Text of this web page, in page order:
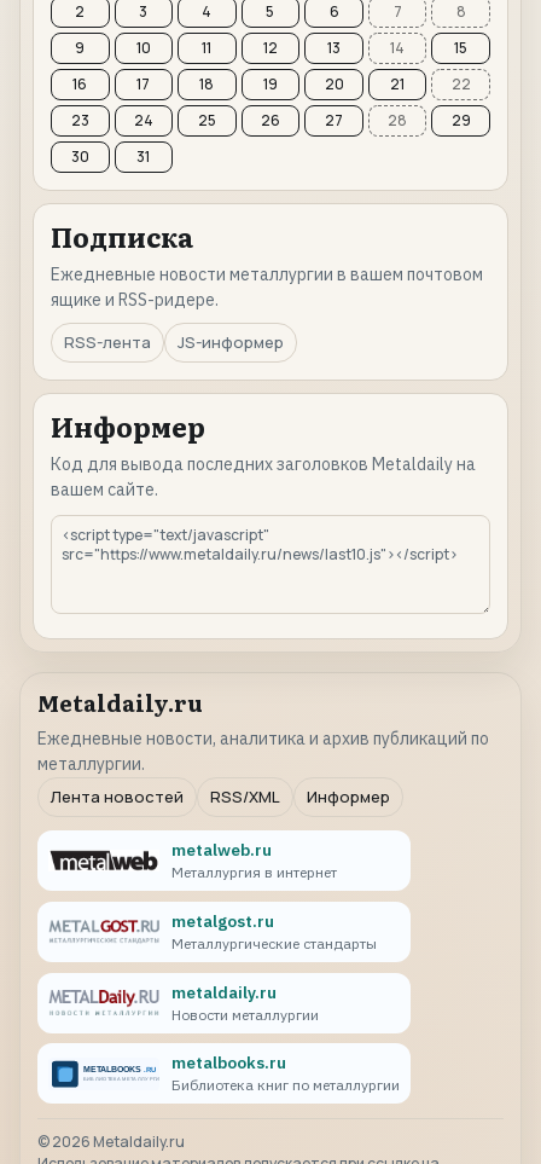
2
3 4 5 6 7
8
9
10 11 12 13 14
15
16
17 18 19 20 21
22
23
24 25 26 27 28
29
30
31
Подписка
Ежедневные новости металлургии в вашем почтовом
ящике и RSS-ридере.
RSS-лента
JS-информер
Информер
Код для вывода последних заголовков Metaldaily на
вашем сайте.
Metaldaily.ru
Ежедневные новости, аналитика и архив публикаций по
металлургии.
Лента новостей
RSS/XML Информер
metalweb.ru
Металлургия в интернет
metalgost.ru
Металлургические стандарты
metaldaily.ru
Новости металлургии
metalbooks.ru
Библиотека книг по металлургии
©2026 Metaldaily.ru